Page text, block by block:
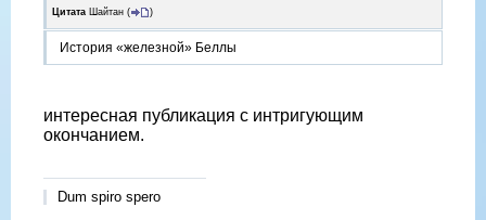
Цитата Шайтан ( )
История «железной» Беллы
интересная публикация с интригующим
окончанием.
Dum spiro spero